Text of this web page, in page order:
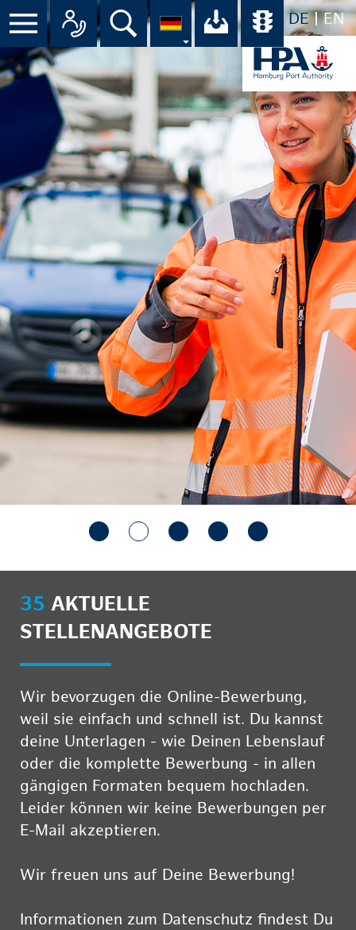
DE EN
Menü Alle Ansprechpartner im
Suche Ihr Download-
35 AKTUELLE
STELLENANGEBOTE
Wir bevorzugen die Online-Bewerbung,
weil sie einfach und schnell ist. Du kannst
deine Unterlagen - wie Deinen Lebenslauf
oder die komplette Bewerbung - in allen
gängigen Formaten bequem hochladen.
Leider können wir keine Bewerbungen per
E-Mail akzeptieren.
Wir freuen uns auf Deine Bewerbung!
Informationen zum Datenschutz findest Du